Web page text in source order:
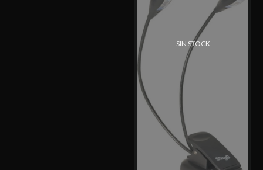
SIN STOCK